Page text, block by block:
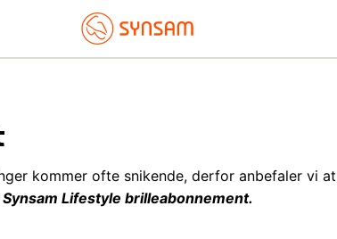
kommer ofte snikende, derfor anbefaler vi
Lifestyle brilleabonnement.